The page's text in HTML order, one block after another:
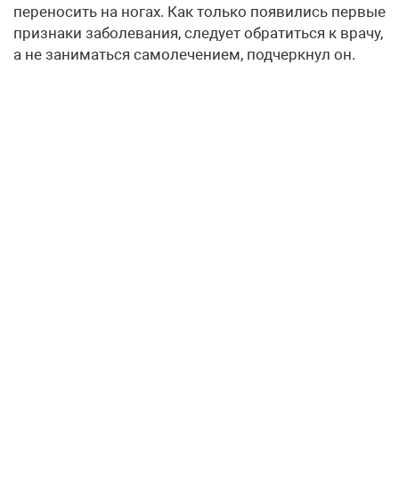
переносить на ногах. Как только появились первые
признаки заболевания, следует обратиться к врачу,
а не заниматься самолечением, подчеркнул он.